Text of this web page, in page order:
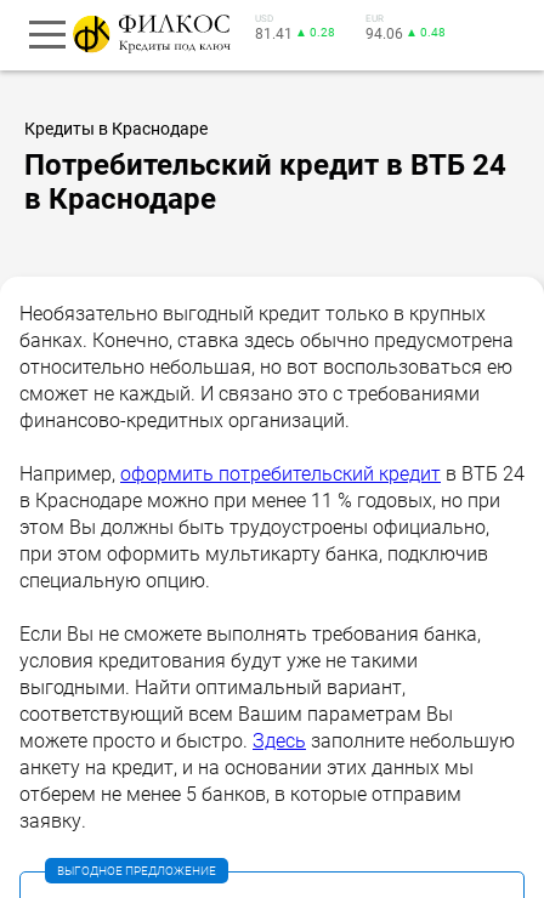
USD
81.41 ▲ 0.28
EUR
94.06 ▲ 0.48
Кредиты в Краснодаре
Потребительский кредит в ВТБ 24
в Краснодаре
Необязательно выгодный кредит только в крупных
банках. Конечно, ставка здесь обычно предусмотрена
относительно небольшая, но вот воспользоваться ею
сможет не каждый. И связано это с требованиями
финансово-кредитных организаций.
Например, оформить потребительский кредит в ВТБ 24
в Краснодаре можно при менее 11 % годовых, но при
этом Вы должны быть трудоустроены официально,
при этом оформить мультикарту банка, подключив
специальную опцию.
Если Вы не сможете выполнять требования банка,
условия кредитования будут уже не такими
выгодными. Найти оптимальный вариант,
соответствующий всем Вашим параметрам Вы
можете просто и быстро. Здесь заполните небольшую
анкету на кредит, и на основании этих данных мы
отберем не менее 5 банков, в которые отправим
заявку.
ВЫГОДНОЕ ПРЕДЛОЖЕНИЕ